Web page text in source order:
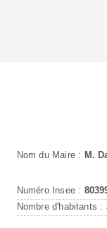
Nom du Maire : M.
Numéro Insee :
Nombre d'habitants :